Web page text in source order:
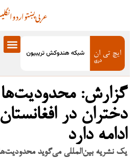
اردوپښتوعربی
گزارش: محدودیت‌ها
دختران در
ادامه دارد
یک نشریه بین‌المللی می‌گوید